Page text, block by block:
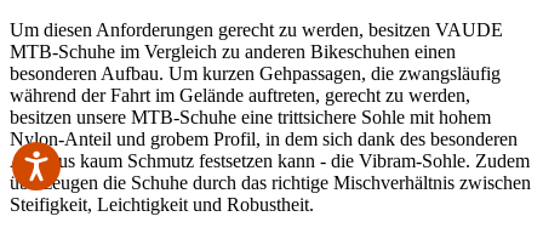
Um diesen Anforderungen gerecht zu werden, besitzen VAUDE
MTB-Schuhe im Vergleich zu anderen Bikeschuhen einen
besonderen Aufbau. Um kurzen Gehpassagen, die zwangsläufig
während der Fahrt im Gelände auftreten, gerecht zu werden,
besitzen unsere MTB-Schuhe eine trittsichere Sohle mit hohem
Nylon-Anteil und grobem Profil, in dem sich dank des besonderen
Aufbaus kaum Schmutz festsetzen kann - die Vibram-Sohle. Zudem
überzeugen die Schuhe durch das richtige Mischverhältnis zwischen
Steifigkeit, Leichtigkeit und Robustheit.